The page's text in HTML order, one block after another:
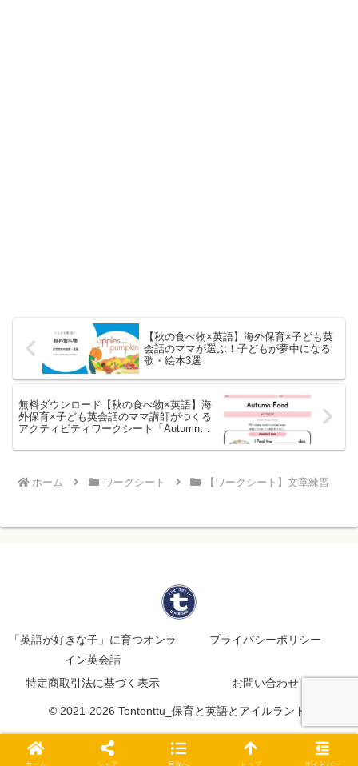
【秋の食べ物×英語】海外保育×子ども英
会話のママが選ぶ！子どもが夢中になる
歌・絵本3選
無料ダウンロード【秋の食べ物×英語】海
外保育×子ども英会話のママ講師がつくる
アクティビティワークシート「Autumn
ホーム ワークシート 【ワークシート】文章練習
「英語が好きな子」に育つオンラ
イン英会話
プライバシーポリシー
特定商取引法に基づく表示 お問い合わせ
© 2021-2026 Tontonttu_保育と英語とアイルランド.
ホーム シェア 目次へ トップ サイドバー